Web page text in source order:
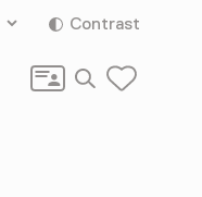
Contrast
Zoeken